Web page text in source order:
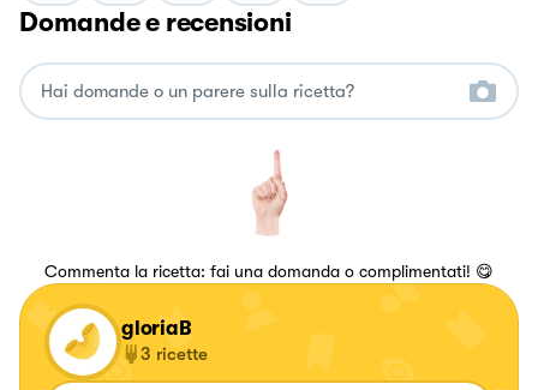
Domande e recensioni
Commenta la ricetta: fai una domanda o complimentati! 😋
gloriaB
3 ricette